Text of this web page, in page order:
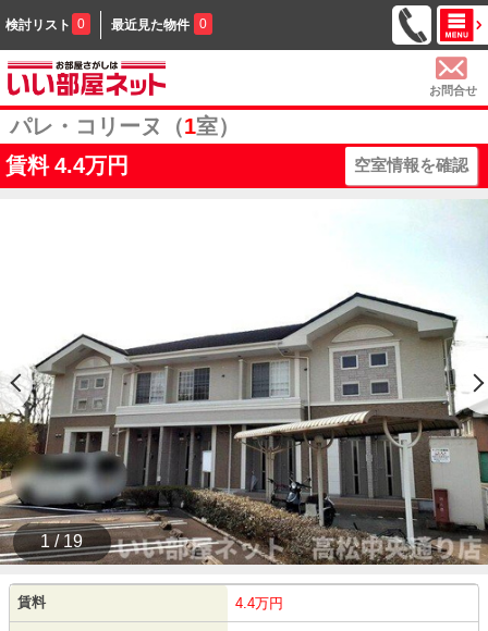
検討リスト 0 最近見た物件 0
お問合せ
パレ・コリーヌ（1室）
賃料 4.4万円 空室情報を確認
1 / 19
賃料 4.4万円